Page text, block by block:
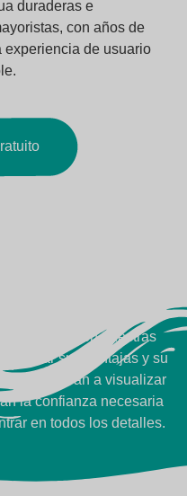
duraderas e
con años de
experiencia de usuario
JNOD en nuestras
sus ventajas y su
le ayudarán a visualizar
la confianza necesaria
en todos los detalles.